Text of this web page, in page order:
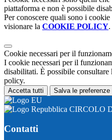
piattaforma e non è possibile
Per conoscere quali sono i
visionare la COOKIE POLICY.
Cookie necessari per il
I cookie necessari per il
disabilitati. È possibile
policy.
Accetta tutti Salva le preferenze
CIRCOLO
Contatti